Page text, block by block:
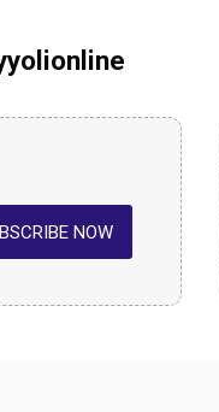
NOW